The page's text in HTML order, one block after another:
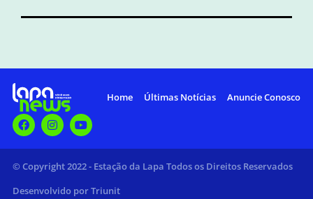
Home Últimas Notícias Anuncie Conosco
© Copyright 2022 - Estação da Lapa Todos os Direitos Reservados
Desenvolvido por Triunit